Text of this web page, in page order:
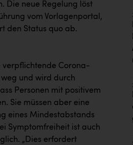
Die neue Regelung löst
vom Vorlagenportal,
den Status quo ab.
verpflichtende Corona-
und wird durch
Personen mit positivem
Sie müssen aber eine
eines Mindestabstands
Symptomfreiheit ist auch
„Dies erfordert